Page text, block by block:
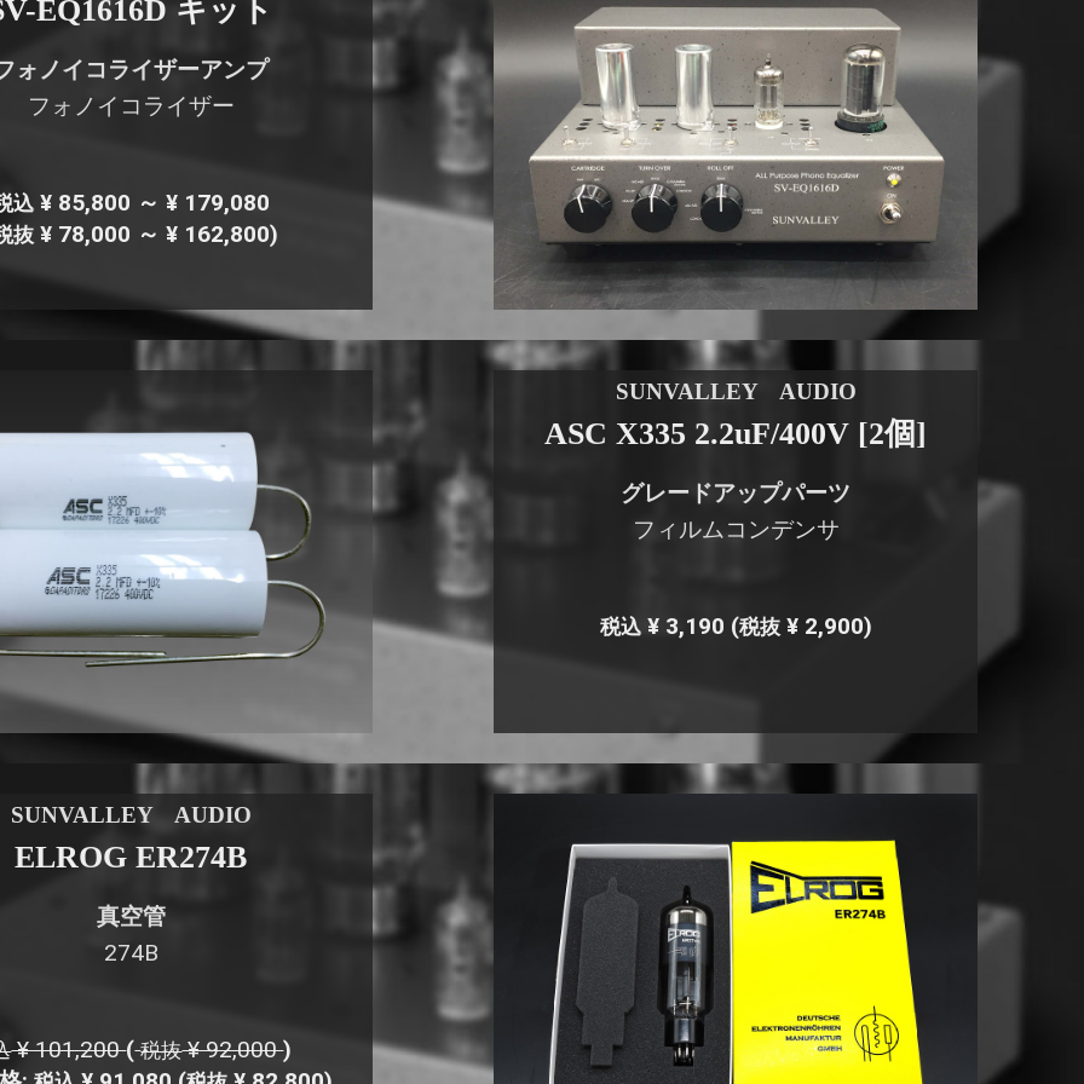
EQ1616D キット
ォノイコライザーアンプ
フォノイコライザー
込¥ 85,800 ～ ¥ 179,080
抜¥ 78,000 ～ ¥ 162,800)
SUNVALLEY AUDIO
ASC X335 2.2uF/400V [2個]
グレードアップパーツ
フィルムコンデンサ
税込¥ 3,190 (税抜¥ 2,900)
SUNVALLEY AUDIO
ELROG ER274B
真空管
274B
¥ 101,200( 税抜¥ 92,000)